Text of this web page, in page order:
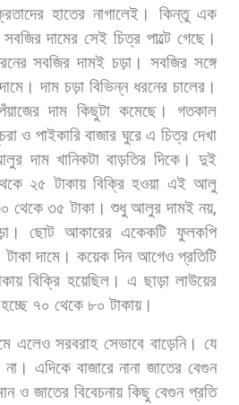
হাতের নাগালেই। কিন্তু এক
সবজির দামের সেই চিত্র পাল্টে গেছে।
সবজির দামই চড়া। সবজির সঙ্গে
দামে। দাম চড়া বিভিন্ন ধরনের চালের।
দাম কিছুটা কমেছে।
গতকাল
ও পাইকারি বাজার ঘুরে এ চিত্র দেখা
দাম খানিকটা বাড়তির দিকে। দুই
২৫ টাকায় বিক্রি হওয়া এই আলু
থেকে ৩৫ টাকা। শুধু আলুর দামই নয়,
ছোট আকারের একেকটি ফুলকপি
টাকা দামে। কয়েক দিন আগেও প্রতিটি
বিক্রি হয়েছিল। এ ছাড়া লাউয়ের
হচ্ছে ৭০ থেকে ৮০ টাকায়।
এলেও সরবরাহ সেভাবে বাড়েনি। যে
না। এদিকে বাজারে নানা জাতের বেগুন
ও জাতের বিবেচনায় কিছু বেগুন প্রতি